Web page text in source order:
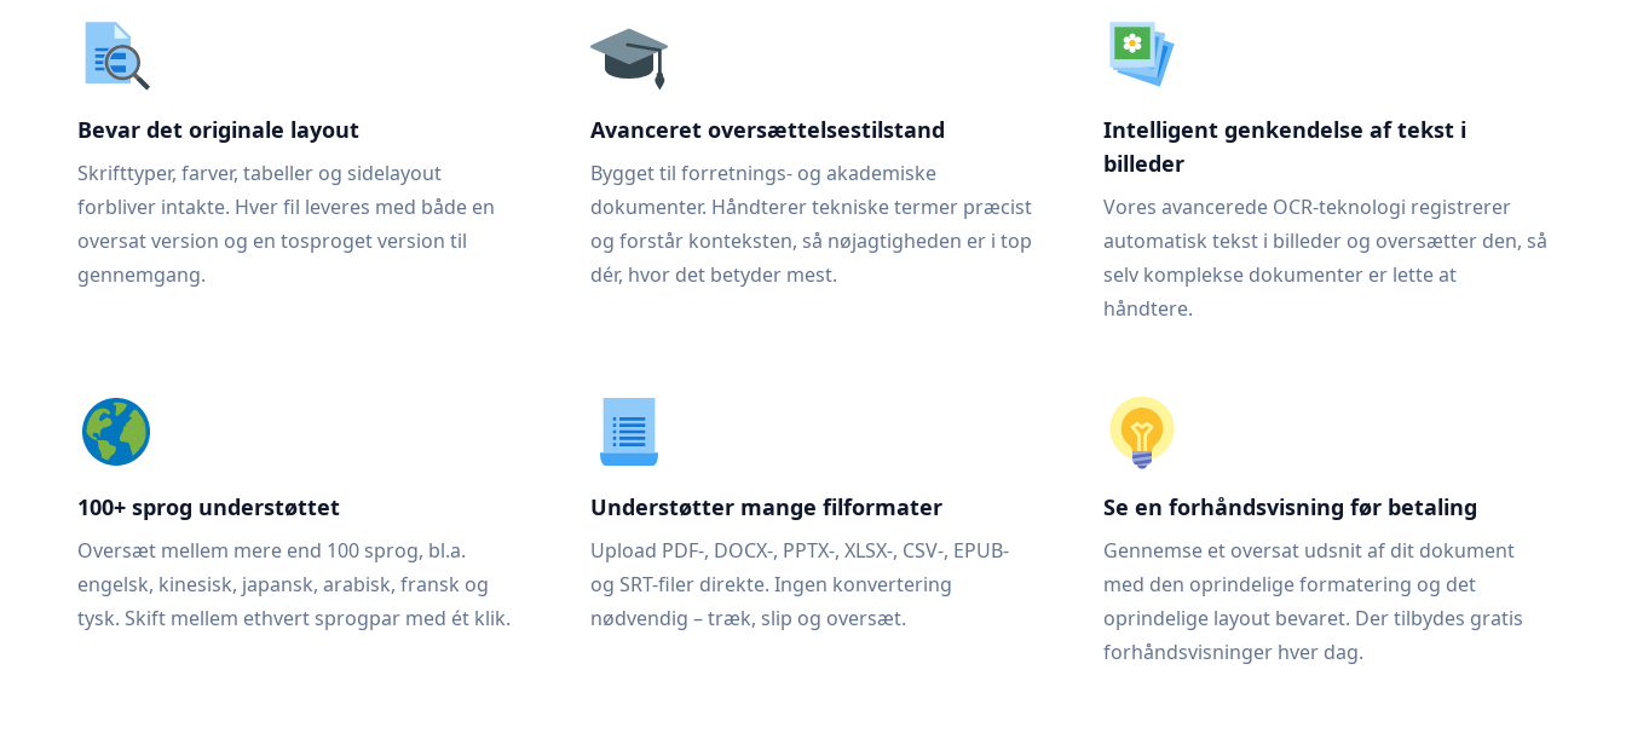
Bevar det originale layout
Skrifttyper, farver, tabeller og sidelayout
forbliver intakte. Hver fil leveres med både en
oversat version og en tosproget version til
gennemgang.
Avanceret oversættelsestilstand
Bygget til forretnings- og akademiske
dokumenter. Håndterer tekniske termer præcist
og forstår konteksten, så nøjagtigheden er i top
dér, hvor det betyder mest.
Intelligent genkendelse af tekst i
billeder
Vores avancerede OCR-teknologi registrerer
automatisk tekst i billeder og oversætter den, så
selv komplekse dokumenter er lette at
håndtere.
100+ sprog understøttet
Oversæt mellem mere end 100 sprog, bl.a.
engelsk, kinesisk, japansk, arabisk, fransk og
tysk. Skift mellem ethvert sprogpar med ét klik.
Understøtter mange filformater
Upload PDF-, DOCX-, PPTX-, XLSX-, CSV-, EPUB-
og SRT-filer direkte. Ingen konvertering
nødvendig – træk, slip og oversæt.
Se en forhåndsvisning før betaling
Gennemse et oversat udsnit af dit dokument
med den oprindelige formatering og det
oprindelige layout bevaret. Der tilbydes gratis
forhåndsvisninger hver dag.